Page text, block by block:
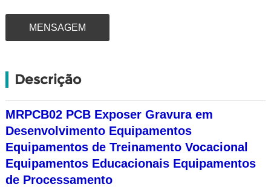
MENSAGEM
Descrição
MRPCB02 PCB Exposer Gravura em
Desenvolvimento Equipamentos
Equipamentos de Treinamento Vocacional
Equipamentos Educacionais Equipamentos
de Processamento